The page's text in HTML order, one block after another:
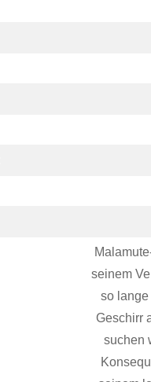
seinem
so lange
Geschirr
suchen